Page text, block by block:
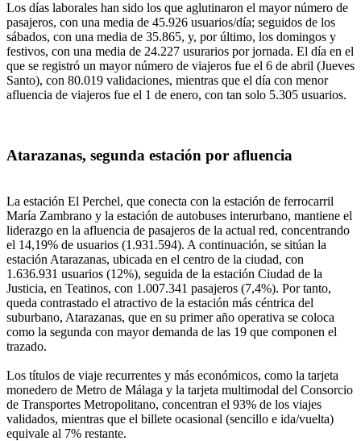
Los días laborales han sido los que aglutinaron el mayor número de
pasajeros, con una media de 45.926 usuarios/día; seguidos de los
sábados, con una media de 35.865, y, por último, los domingos y
festivos, con una media de 24.227 usurarios por jornada. El día en el
que se registró un mayor número de viajeros fue el 6 de abril (Jueves
Santo), con 80.019 validaciones, mientras que el día con menor
afluencia de viajeros fue el 1 de enero, con tan solo 5.305 usuarios.
Atarazanas, segunda estación por afluencia
La estación El Perchel, que conecta con la estación de ferrocarril
María Zambrano y la estación de autobuses interurbano, mantiene el
liderazgo en la afluencia de pasajeros de la actual red, concentrando
el 14,19% de usuarios (1.931.594). A continuación, se sitúan la
estación Atarazanas, ubicada en el centro de la ciudad, con
1.636.931 usuarios (12%), seguida de la estación Ciudad de la
Justicia, en Teatinos, con 1.007.341 pasajeros (7,4%). Por tanto,
queda contrastado el atractivo de la estación más céntrica del
suburbano, Atarazanas, que en su primer año operativa se coloca
como la segunda con mayor demanda de las 19 que componen el
trazado.
Los títulos de viaje recurrentes y más económicos, como la tarjeta
monedero de Metro de Málaga y la tarjeta multimodal del Consorcio
de Transportes Metropolitano, concentran el 93% de los viajes
validados, mientras que el billete ocasional (sencillo e ida/vuelta)
equivale al 7% restante.